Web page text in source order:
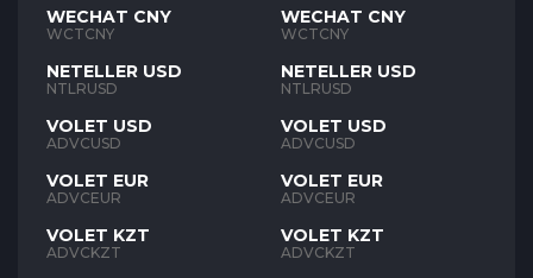
WECHAT CNY
WCTCNY
NETELLER USD
NTLRUSD
VOLET USD
ADVCUSD
VOLET EUR
ADVCEUR
VOLET KZT
ADVCKZT
WECHAT CNY
WCTCNY
NETELLER USD
NTLRUSD
VOLET USD
ADVCUSD
VOLET EUR
ADVCEUR
VOLET KZT
ADVCKZT